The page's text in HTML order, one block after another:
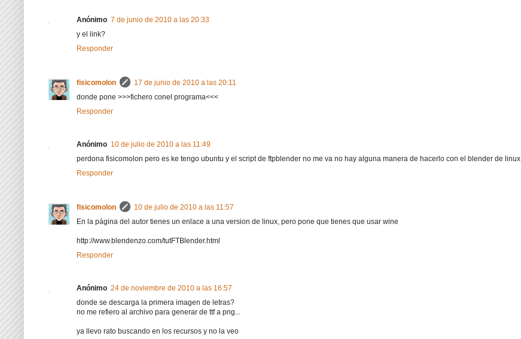
Anónimo 7 de junio de 2010 a las 20:33
y el link?
Responder
fisicomolon
17 de junio de 2010 a las 20:11
donde pone >>>fichero conel programa<<<
Responder
Anónimo 10 de julio de 2010 a las 11:49
perdona fisicomolon pero es ke tengo ubuntu y el script de ftpblender no me va no hay alguna manera de hacerlo con el blender de linux
Responder
fisicomolon
10 de julio de 2010 a las 11:57
En la página del autor tienes un enlace a una version de linux, pero pone que tienes que usar wine
http://www.blendenzo.com/tutFTBlender.html
Responder
Anónimo 24 de noviembre de 2010 a las 16:57
donde se descarga la primera imagen de letras?
no me refiero al archivo para generar de ttf a png...
ya llevo rato buscando en los recursos y no la veo